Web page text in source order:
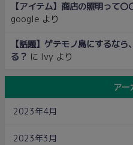
【アイテム】商店の照明って
google より
【話題】ゲテモノ島にするな
る？ に Ivy より
アー
2023年4月
2023年3月